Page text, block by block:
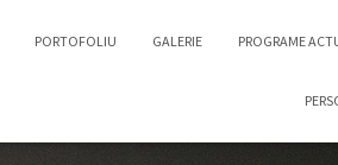
PORTOFOLIU GALERIE PROGRAME